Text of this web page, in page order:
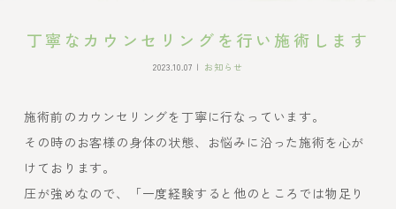
丁寧なカウンセリングを行い施術します
2023.10.07 お知らせ
施術前のカウンセリングを丁寧に行なっています。
その時のお客様の身体の状態、お悩みに沿った施術を心が
けております。
圧が強めなので、「一度経験すると他のところでは物足り